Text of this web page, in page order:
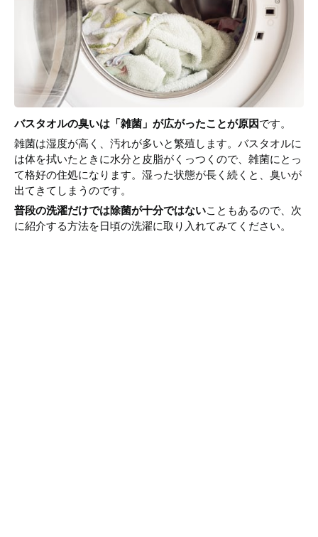
バスタオルの臭いは「雑菌」が広がったことが原因です。
雑菌は湿度が高く、汚れが多いと繁殖します。バスタオルに
は体を拭いたときに水分と皮脂がくっつくので、雑菌にとっ
て格好の住処になります。湿った状態が長く続くと、臭いが
出てきてしまうのです。
普段の洗濯だけでは除菌が十分ではないこともあるので、次
に紹介する方法を日頃の洗濯に取り入れてみてください。